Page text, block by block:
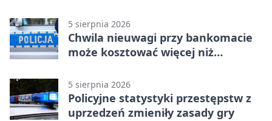
5 sierpnia 2026
Chwila nieuwagi przy bankomacie
może kosztować więcej niż
5 sierpnia 2026
Policyjne statystyki przestępstw z
uprzedzeń zmieniły zasady gry